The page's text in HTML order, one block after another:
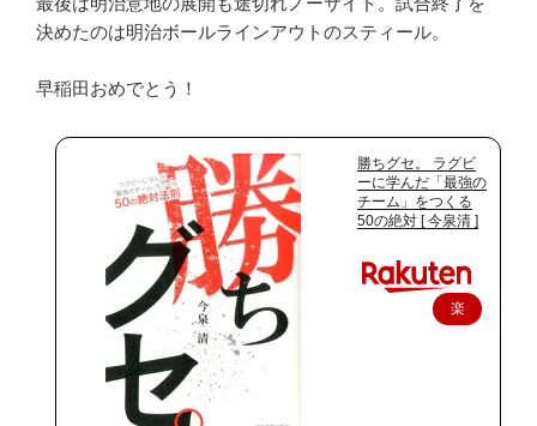
決めたのは明治ボールラインアウトのスティール。
早稲田おめでとう！
勝ちグセ。 ラグビ
ーに学んだ「最強の
チーム」をつくる
50の絶対 [ 今泉清 ]
楽